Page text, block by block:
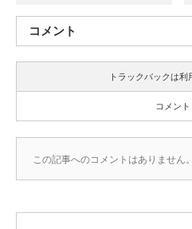
コメント
トラックバックは利
コメント
この記事へのコメントはありません。